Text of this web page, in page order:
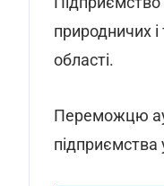
природничих
області.
Переможцю